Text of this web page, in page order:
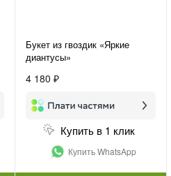
Букет из гвоздик «Яркие
диантусы»
4 180 ₽
Купить в 1 клик
Купить WhatsApp